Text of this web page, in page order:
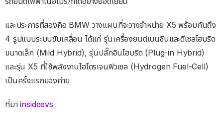
และประการที่สองคือ BMW วางแผนที่จะวางจำหน่าย X5 พร้อมกันถึง
4 รูปแบบระบบขับเคลื่อน ได้แก่ รุ่นเครื่องยนต์เบนซินและดีเซลไฮบริด
ขนาดเล็ก (Mild Hybrid), รุ่นปลั๊กอินไฮบริด (Plug-in Hybrid)
และรุ่น X5 ที่ใช้พลังงานไฮโดรเจนฟิวเซล (Hydrogen Fuel-Cell)
เป็นครั้งแรกของค่าย
ที่มาinsideevs